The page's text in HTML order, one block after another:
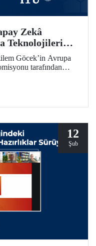
Zekâ
Teknolojilerini
Göcek’in Avrupa
tarafından
12
Şub